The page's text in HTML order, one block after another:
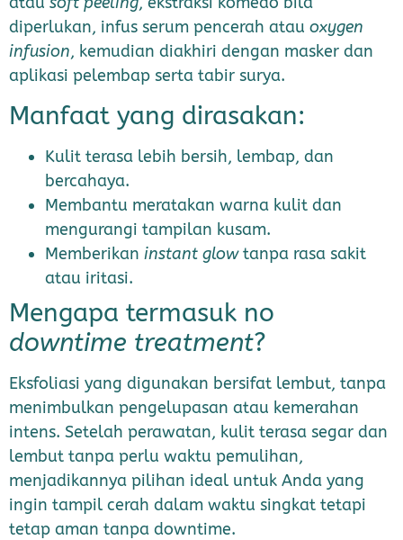
diperlukan, infus serum pencerah atau oxygen
infusion, kemudian diakhiri dengan masker dan
aplikasi pelembap serta tabir surya.
Manfaat yang dirasakan:
Kulit terasa lebih bersih, lembap, dan
bercahaya.
Membantu meratakan warna kulit dan
mengurangi tampilan kusam.
Memberikan instant glowtanpa rasa sakit
atau iritasi.
Mengapa termasuk no
downtime treatment?
Eksfoliasi yang digunakan bersifat lembut, tanpa
menimbulkan pengelupasan atau kemerahan
intens. Setelah perawatan, kulit terasa segar dan
lembut tanpa perlu waktu pemulihan,
menjadikannya pilihan ideal untuk Anda yang
ingin tampil cerah dalam waktu singkat tetapi
tetap aman tanpa downtime.